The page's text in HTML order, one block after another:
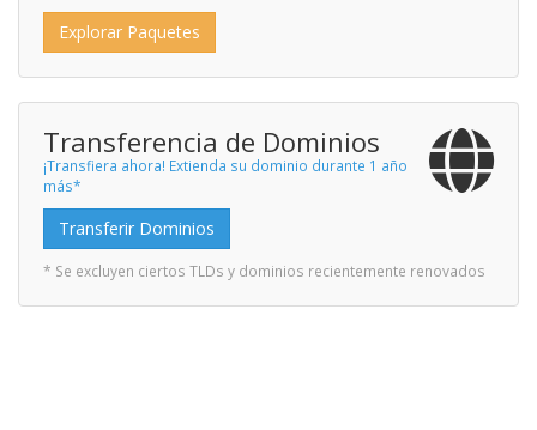
Explorar Paquetes
Transferencia de Dominios
¡Transfiera ahora! Extienda su dominio durante 1 año
más*
Transferir Dominios
* Se excluyen ciertos TLDs y dominios recientemente renovados